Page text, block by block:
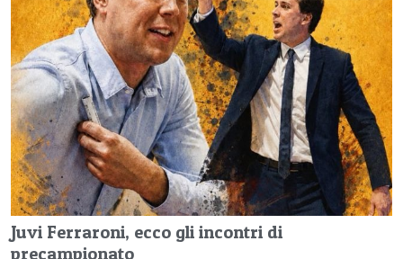
Juvi Ferraroni, ecco gli incontri di
precampionato